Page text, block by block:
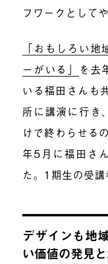
フワークとして
「おもしろい
ーがいる」
を去
いる福田さんも
所に講演に行き
けで終わらせる
年5月に福田さ
た。1期生の受
デザインも地
い価値の発見